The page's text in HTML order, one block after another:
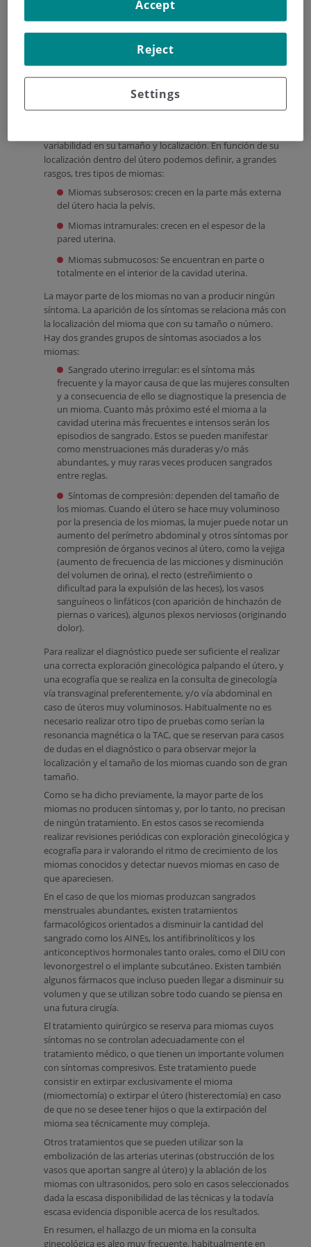
embarazo... etc. En la menopausia y después del parto, con
desaparecer en algunos casos. También es excepcional su
aparición antes de la primera menstruación.
riesgo de tener miomas, como son la etnia, el inicio precoz
de la menstruación, el número de hijos… etc.
variabilidad en su tamaño y localización. En función de su
localización dentro del útero podemos definir, a grandes
rasgos, tres tipos de miomas:
Miomas subserosos: crecen en la parte más externa
del útero hacia la pelvis.
Miomas intramurales: crecen en el espesor de la
pared uterina.
Miomas submucosos: Se encuentran en parte o
totalmente en el interior de la cavidad uterina.
La mayor parte de los miomas no van a producir ningún
síntoma. La aparición de los síntomas se relaciona más con
la localización del mioma que con su tamaño o número.
Hay dos grandes grupos de síntomas asociados a los
miomas:
Sangrado uterino irregular: es el síntoma más
frecuente y la mayor causa de que las mujeres consulten
y a consecuencia de ello se diagnostique la presencia de
un mioma. Cuanto más próximo esté el mioma a la
cavidad uterina más frecuentes e intensos serán los
episodios de sangrado. Estos se pueden manifestar
como menstruaciones más duraderas y/o más
abundantes, y muy raras veces producen sangrados
entre reglas.
Síntomas de compresión: dependen del tamaño de
los miomas. Cuando el útero se hace muy voluminoso
por la presencia de los miomas, la mujer puede notar un
aumento del perímetro abdominal y otros síntomas por
compresión de órganos vecinos al útero, como la vejiga
(aumento de frecuencia de las micciones y disminución
del volumen de orina), el recto (estreñimiento o
dificultad para la expulsión de las heces), los vasos
sanguíneos o linfáticos (con aparición de hinchazón de
piernas o varices), algunos plexos nerviosos (originando
dolor).
Para realizar el diagnóstico puede ser suficiente el realizar
una correcta exploración ginecológica palpando el útero, y
una ecografía que se realiza en la consulta de ginecología
vía transvaginal preferentemente, y/o vía abdominal en
caso de úteros muy voluminosos. Habitualmente no es
necesario realizar otro tipo de pruebas como serían la
resonancia magnética o la TAC, que se reservan para casos
de dudas en el diagnóstico o para observar mejor la
localización y el tamaño de los miomas cuando son de gran
tamaño.
Como se ha dicho previamente, la mayor parte de los
miomas no producen síntomas y, por lo tanto, no precisan
de ningún tratamiento. En estos casos se recomienda
realizar revisiones periódicas con exploración ginecológica y
ecografía para ir valorando el ritmo de crecimiento de los
miomas conocidos y detectar nuevos miomas en caso de
que apareciesen.
En el caso de que los miomas produzcan sangrados
menstruales abundantes, existen tratamientos
farmacológicos orientados a disminuir la cantidad del
sangrado como los AINEs, los antifibrinolíticos y los
anticonceptivos hormonales tanto orales, como el DIU con
levonorgestrel o el implante subcutáneo. Existen también
algunos fármacos que incluso pueden llegar a disminuir su
volumen y que se utilizan sobre todo cuando se piensa en
una futura cirugía.
El tratamiento quirúrgico se reserva para miomas cuyos
síntomas no se controlan adecuadamente con el
tratamiento médico, o que tienen un importante volumen
con síntomas compresivos. Este tratamiento puede
consistir en extirpar exclusivamente el mioma
(miomectomía) o extirpar el útero (histerectomía) en caso
de que no se desee tener hijos o que la extirpación del
mioma sea técnicamente muy compleja.
Otros tratamientos que se pueden utilizar son la
embolización de las arterias uterinas (obstrucción de los
vasos que aportan sangre al útero) y la ablación de los
miomas con ultrasonidos, pero solo en casos seleccionados
dada la escasa disponibilidad de las técnicas y la todavía
escasa evidencia disponible acerca de los resultados.
En resumen, el hallazgo de un mioma en la consulta
ginecológica es algo muy frecuente, habitualmente en
Settings
Reject
Accept